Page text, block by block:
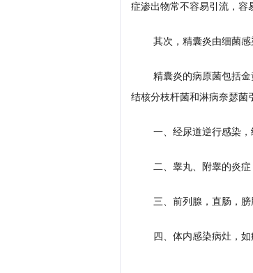
症渗出物常不容易引流，容
其次，精囊炎由细菌感
精囊炎的病原菌包括
结核分枝杆菌和淋病奈瑟菌
一、经尿道逆行感染，
二、睾丸、附睾的炎
三、前列腺，直肠，
四、体内感染病灶，